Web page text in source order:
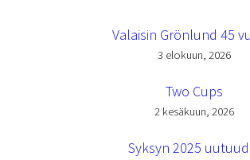
Valaisin Grönlund 45
3 elokuun, 2026
Two Cups
2 kesäkuun, 2026
Syksyn 2025